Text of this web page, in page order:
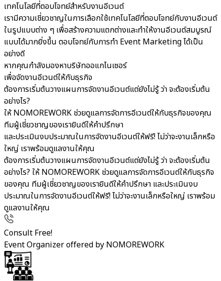
เทคโนโลยีที่ตอบโจทย์สำหรับงานอีเวนต์
เรามีความเชี่ยวชาญในการเลือกใช้เทคโนโลยีที่ตอบโจทย์กับงานอีเวนต์
ในรูปแบบต่าง ๆ เพื่อสร้างความแตกต่างและทำให้งานอีเวนต์สมบูรณ์
แบบได้มากยิ่งขึ้น ตอบโจทย์กับการทำ Event Marketing ได้เป็น
อย่างดี
หากคุณกำลังมองหาบริษัทออแกไนเซอร์
เพื่อจัดงานอีเวนต์ให้กับธุรกิจ
ต้องการเริ่มต้นวางแผนการจัดงานอีเวนต์แต่ยังไม่รู้ ว่า จะต้องเริ่มต้น
อย่างไร?
ให้ NOMOREWORK ช่วยดูแลการจัดการอีเวนต์ให้กับธุรกิจของคุณ
ทีมผู้เชี่ยวชาญของเรายินดีให้คำปรึกษา
และประเมินงบประมาณในการจัดงานอีเวนต์ให้ฟรี! ไม่ว่าจะงานเล็กหรือ
ใหญ่ เราพร้อมดูแลงานให้คุณ
ต้องการเริ่มต้นวางแผนการจัดงานอีเวนต์แต่ยังไม่รู้ ว่า จะต้องเริ่มต้น
อย่างไร? ให้ NOMOREWORK ช่วยดูแลการจัดการอีเวนต์ให้กับธุรกิจ
ของคุณ ทีมผู้เชี่ยวชาญของเรายินดีให้คำปรึกษา และประเมินงบ
ประมาณในการจัดงานอีเวนต์ให้ฟรี! ไม่ว่าจะงานเล็กหรือใหญ่ เราพร้อม
ดูแลงานให้คุณ
Consult Free!
Event Organizer offered by NOMOREWORK